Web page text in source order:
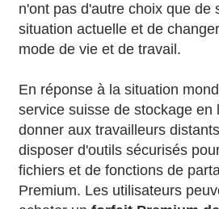
n'ont pas d'autre choix que de
situation actuelle et de
mode de vie et de travail.
En réponse à la situation
service suisse de stockage en
donner aux travailleurs
disposer d'outils sécurisés
fichiers et de fonctions de
Premium. Les utilisateurs